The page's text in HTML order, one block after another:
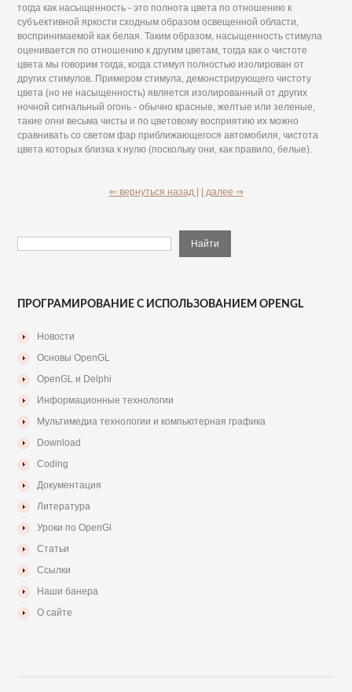
тогда как насыщенность - это полнота цвета по отношению к
субъективной яркости сходным образом освещенной области,
воспринимаемой как белая. Таким образом, насыщенность стимула
оценивается по отношению к другим цветам, тогда как о чистоте
цвета мы говорим тогда, когда стимул полностью изолирован от
других стимулов. Примером стимула, демонстрирующего чистоту
цвета (но не насыщенность) является изолированный от других
ночной сигнальный огонь - обычно красные, желтые или зеленые,
такие огни весьма чисты и по цветовому восприятию их можно
сравнивать со светом фар приближающегося автомобиля, чистота
цвета которых близка к нулю (поскольку они, как правило, белые).
⇐ вернуться назад | | далее ⇒
ПРОГРАМИРОВАНИЕ С ИСПОЛЬЗОВАНИЕМ OPENGL
Новости
Основы OpenGL
OpenGL и Delphi
Информационные технологии
Мультимедиа технологии и компьютерная графика
Download
Coding
Документация
Литература
Уроки по OpenGl
Статьи
Ссылки
Наши банера
О сайте